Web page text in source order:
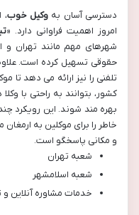
دسترسی آسان به وکیل خوب
امروز اهمیت فراوانی دارد. «
شهرهای مهم مانند تهران و
حقوقی تسهیل کرده است.
تلفنی را نیز ارائه می دهد تا
کشور، بتوانند به راحتی با
بهره مند شوند. این رویکرد
خاطر را برای موکلین به
و مکانی پاسخگو است.
شعبه تهران
شعبه اسلامشهر
خدمات مشاوره آنلاین و